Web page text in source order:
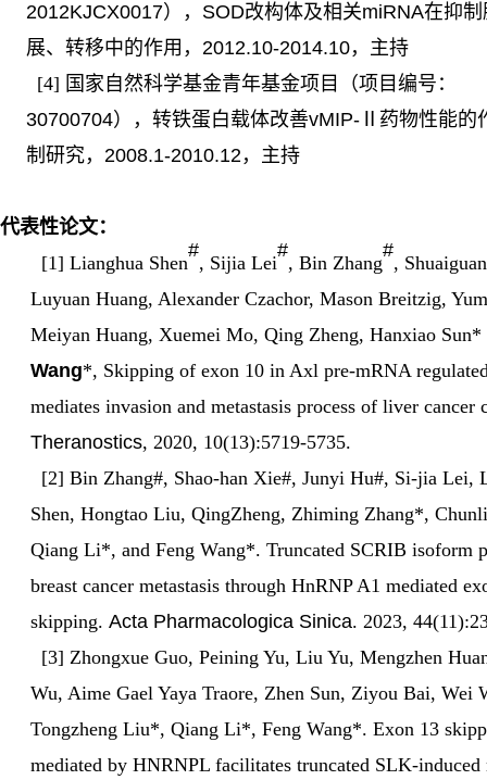
2012KJCX0017），SOD改构体及相关miRNA在抑
展、转移中的作用，2012.10-2014.10，主持
[4] 国家自然科学基金青年基金项目（项目编号：
30700704），转铁蛋白载体改善vMIP-Ⅱ药物性能的
制研究，2008.1-2010.12，主持
代表性论文：
[1] Lianghua Shen
#
, Sijia Lei
#
, Bin Zhang
#
,
Luyuan Huang, Alexander Czachor, Mason Breitzig,
Meiyan Huang, Xuemei Mo, Qing Zheng, Hanxiao
Wang*, Skipping of exon 10 in Axl pre-mRNA
mediates invasion and metastasis process of liver cancer
Theranostics, 2020, 10(13):5719-5735.
[2] Bin Zhang#, Shao-han Xie#, Junyi Hu#, Si-jia Lei,
Shen, Hongtao Liu, QingZheng, Zhiming Zhang*,
Qiang Li*, and Feng Wang*. Truncated SCRIB isoform
breast cancer metastasis through HnRNP A1 mediated
skipping. Acta Pharmacologica Sinica. 2023,
[3] Zhongxue Guo, Peining Yu, Liu Yu, Mengzhen
Wu, Aime Gael Yaya Traore, Zhen Sun, Ziyou Bai, Wei
Tongzheng Liu*, Qiang Li*, Feng Wang*. Exon 13
mediated by HNRNPL facilitates truncated SLK-induced